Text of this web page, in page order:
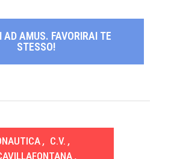
AD AMUS. FAVORIRAI TE
STESSO!
, C.V. ,
,